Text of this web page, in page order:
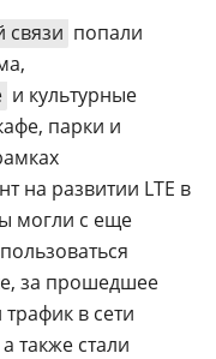
связи попали
и культурные
парки и
на развитии LTE в
могли с еще
за прошедшее
в сети
также стали